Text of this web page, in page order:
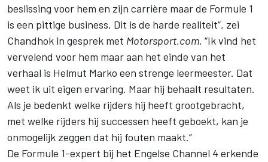
beslissing voor hem en zijn carrière maar de Formule 1
is een pittige business. Dit is de harde realiteit”, zei
Chandhok in gesprek met Motorsport.com. “Ik vind het
vervelend voor hem maar aan het einde van het
verhaal is Helmut Marko een strenge leermeester. Dat
weet ik uit eigen ervaring. Maar hij behaalt resultaten.
Als je bedenkt welke rijders hij heeft grootgebracht,
met welke rijders hij successen heeft geboekt, kan je
onmogelijk zeggen dat hij fouten maakt.”
De Formule 1-expert bij het Engelse Channel 4 erkende